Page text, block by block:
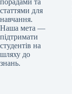
порадами та
статтями для
навчання.
Наша мета —
підтримати
студентів на
шляху до
знань.